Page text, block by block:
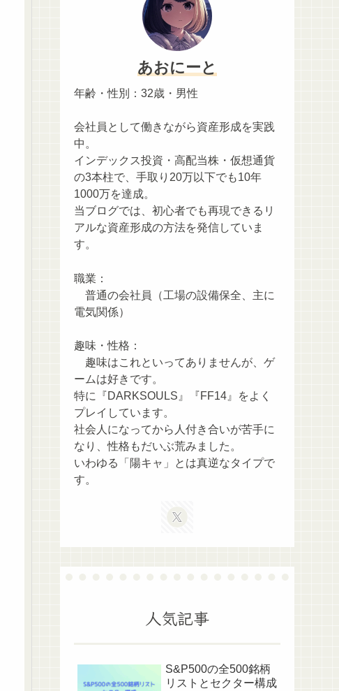
あおにーと
年齢・性別：32歳・男性
会社員として働きながら資産形成を実践
中。
インデックス投資・高配当株・仮想通貨
の3本柱で、手取り20万以下でも10年
1000万を達成。
当ブログでは、初心者でも再現できるリ
アルな資産形成の方法を発信していま
す。
職業：
普通の会社員（工場の設備保全、主に
電気関係）
趣味・性格：
趣味はこれといってありませんが、ゲ
ームは好きです。
特に『DARKSOULS』『FF14』をよく
プレイしています。
社会人になってから人付き合いが苦手に
なり、性格もだいぶ荒みました。
いわゆる「陽キャ」とは真逆なタイプで
す。
人気記事
S&P500の全500銘柄
リストとセクター構成